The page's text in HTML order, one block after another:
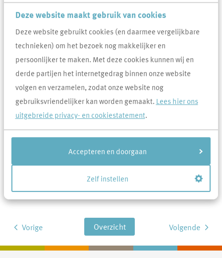
Deze website maakt gebruik van cookies
Deze website gebruikt cookies (en daarmee vergelijkbare
technieken) om het bezoek nog makkelijker en
persoonlijker te maken. Met deze cookies kunnen wij en
derde partijen het internetgedrag binnen onze website
volgen en verzamelen, zodat onze website nog
gebruiksvriendelijker kan worden gemaakt. Lees hier ons
uitgebreide privacy- en cookiestatement.
Accepteren en doorgaan
Zelf instellen
Wil je weten wat de laatste ontwikkelingen zijn in en rondom Area?
Wat onze medewerkers achter de schermen doen voor jou? Hoe
Area de samenwerking opzoekt met maatschappelijke partners? En
welke verhalen er leven bij onze bewoners? Je leest, ziet en ervaart
het in deAreander, ons bewonersmagazine.
Volgende
Overzicht
Vorige